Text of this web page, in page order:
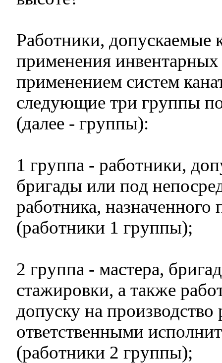
Работники, допускаемые
применения
применением систем
следующие три группы
(далее - группы):
1 группа - работники,
бригады или под
работника, назначенного
(работники 1 группы);
2 группа - мастера,
стажировки, а также
допуску на производство
ответственными
(работники 2 группы);